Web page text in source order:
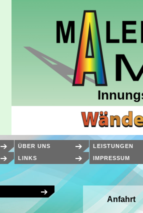
ÜBER UNS
LEISTUNGEN
LINKS IMPRESSUM
Anfahrt